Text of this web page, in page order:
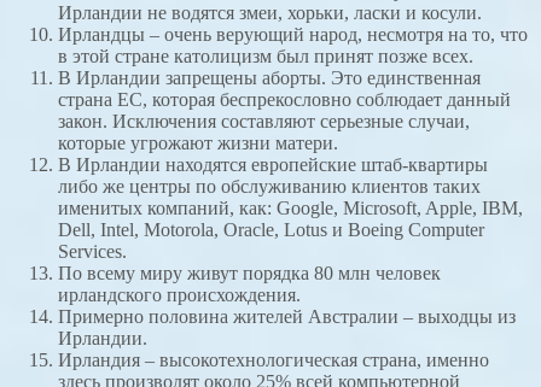
Ирландии не водятся змеи, хорьки, ласки и косули.
Ирландцы – очень верующий народ, несмотря на то, что
в этой стране католицизм был принят позже всех.
В Ирландии запрещены аборты. Это единственная
страна ЕС, которая беспрекословно соблюдает данный
закон. Исключения составляют серьезные случаи,
которые угрожают жизни матери.
В Ирландии находятся европейские штаб-квартиры
либо же центры по обслуживанию клиентов таких
именитых компаний, как: Google, Microsoft, Apple, IBM,
Dell, Intel, Motorola, Oracle, Lotus и Boeing Computer
Services.
По всему миру живут порядка 80 млн человек
ирландского происхождения.
Примерно половина жителей Австралии – выходцы из
Ирландии.
Ирландия – высокотехнологическая страна, именно
здесь производят около 25% всей компьютерной